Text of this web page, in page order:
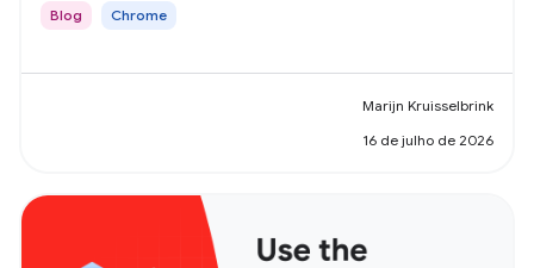
Blog Chrome
Marijn Kruisselbrink
16 de julho de 2026